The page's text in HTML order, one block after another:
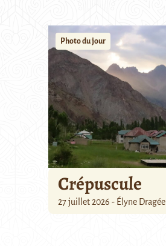
Photo du jour
Crépuscule
27 juillet 2026 - Élyne Dragée